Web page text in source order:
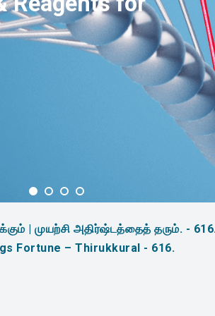
| முயற்சி அதிர்ஷ்டத்தைத் தரும். -
Fortune – Thirukkural - 616.